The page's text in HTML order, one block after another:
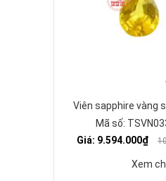
Viên sapphire vàng
Mã số:
Giá: 9.594.000₫
Xem